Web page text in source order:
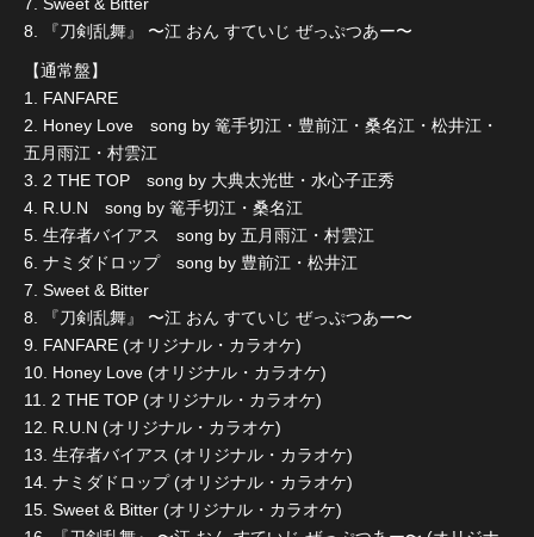
8. 『刀剣乱舞』 〜江 おん すていじ ぜっぷつあー〜
【通常盤】
1. FANFARE
2. Honey Love song by 篭手切江・豊前江・桑名江・松井江・
五月雨江・村雲江
3. 2 THE TOP song by 大典太光世・水心子正秀
4. R.U.N song by 篭手切江・桑名江
5. 生存者バイアス song by 五月雨江・村雲江
6. ナミダドロップ song by 豊前江・松井江
7. Sweet & Bitter
8. 『刀剣乱舞』 〜江 おん すていじ ぜっぷつあー〜
9. FANFARE (オリジナル・カラオケ)
10. Honey Love (オリジナル・カラオケ)
11. 2 THE TOP (オリジナル・カラオケ)
12. R.U.N (オリジナル・カラオケ)
13. 生存者バイアス (オリジナル・カラオケ)
14. ナミダドロップ (オリジナル・カラオケ)
15. Sweet & Bitter (オリジナル・カラオケ)